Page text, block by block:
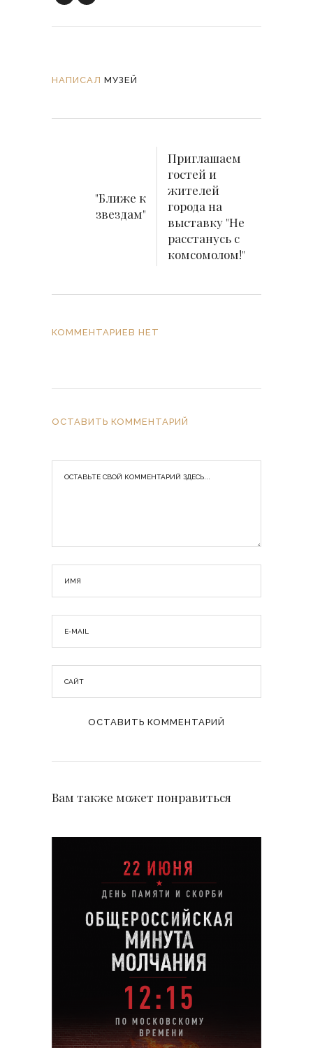
НАПИСАЛ МУЗЕЙ
"Ближе к
звездам"
Приглашаем
гостей и
жителей
города на
выставку "Не
расстанусь с
комсомолом!"
КОММЕНТАРИЕВ НЕТ
ОСТАВИТЬ КОММЕНТАРИЙ
Вам также может понравиться